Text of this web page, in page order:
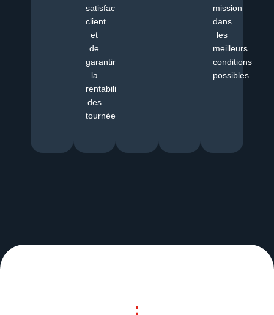
satisfaction
client
et
de
garantir
la
rentabilité
des
tournées
mission
dans
les
meilleurs
conditions
possibles